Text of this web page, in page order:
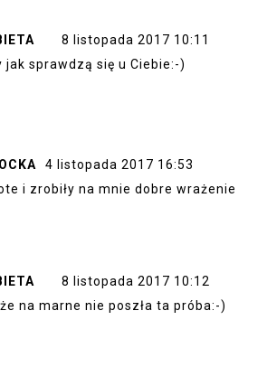
8 listopada 2017 10:11
jak sprawdzą się u Ciebie:-)
4 listopada 2017 16:53
i zrobiły na mnie dobre wrażenie
8 listopada 2017 10:12
na marne nie poszła ta próba:-)